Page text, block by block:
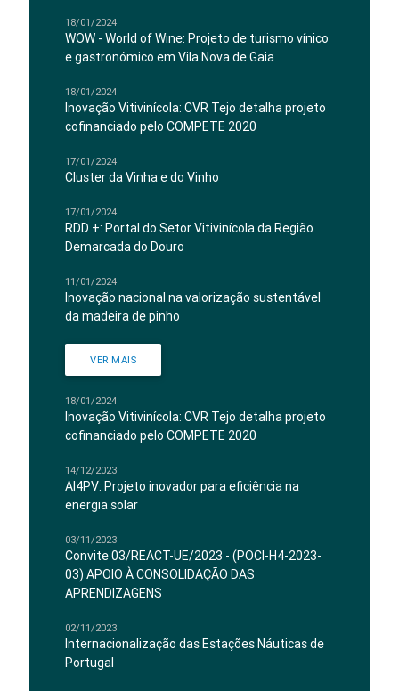
18/01/2024
WOW - World of Wine: Projeto de turismo vínico
e gastronómico em Vila Nova de Gaia
18/01/2024
Inovação Vitivinícola: CVR Tejo detalha projeto
cofinanciado pelo COMPETE 2020
17/01/2024
Cluster da Vinha e do Vinho
17/01/2024
RDD +: Portal do Setor Vitivinícola da Região
Demarcada do Douro
11/01/2024
Inovação nacional na valorização sustentável
da madeira de pinho
VER MAIS
18/01/2024
Inovação Vitivinícola: CVR Tejo detalha projeto
cofinanciado pelo COMPETE 2020
14/12/2023
AI4PV: Projeto inovador para eficiência na
energia solar
03/11/2023
Convite 03/REACT-UE/2023 - (POCI-H4-2023-
03) APOIO À CONSOLIDAÇÃO DAS
APRENDIZAGENS
02/11/2023
Internacionalização das Estações Náuticas de
Portugal